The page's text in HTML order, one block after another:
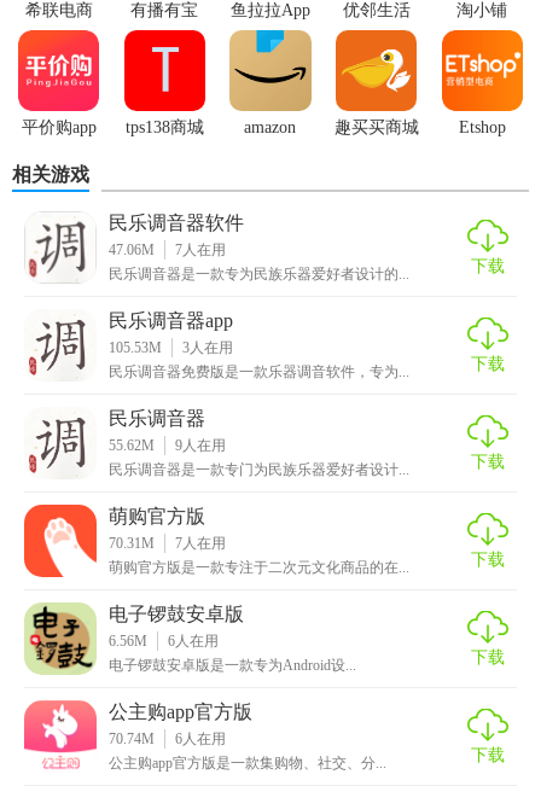
【民乐购软件官方版技巧】
1. 搜索筛选：利用搜索功能快速定位感兴趣的商品，并通过
筛选条件（如价格、销量、评价等）找到最符合需求的商
品。
2. 关注店铺：对喜欢的店铺进行关注，以便及时获取店铺新
品上架、优惠促销等信息。
其他用户交流心得，增加购物乐趣。
4. 使用优惠券：在购物前领取并使用优惠券，享受更多折扣
5. 积分兑换：通过购物、签到、分享等方式累积积分，积分
【民乐购软件官方版内容】
品，如民族服饰、手工艺品、地方特产等。
2. 优惠活动：定期举办限时折扣、满减优惠、节日促销等活
动，让用户享受更多实惠。
3. 社区交流：设立用户社区，鼓励用户分享购物心得、民族
希联电商 有播有宝 鱼拉拉App 优邻生活 淘小铺
平价购app
tps138商城
amazon 趣买买商城 Etshop
相关游戏
民乐调音器软件
47.06M 7人在用
民乐调音器是一款专为民族乐器爱好者设计的...
下载
民乐调音器app
105.53M 3人在用
民乐调音器免费版是一款乐器调音软件，专为...
下载
民乐调音器
55.62M 9人在用
民乐调音器是一款专门为民族乐器爱好者设计...
下载
萌购官方版
70.31M 7人在用
萌购官方版是一款专注于二次元文化商品的在...
下载
电子锣鼓安卓版
6.56M 6人在用
电子锣鼓安卓版是一款专为Android设...
下载
公主购app官方版
70.74M 6人在用
公主购app官方版是一款集购物、社交、分...
下载